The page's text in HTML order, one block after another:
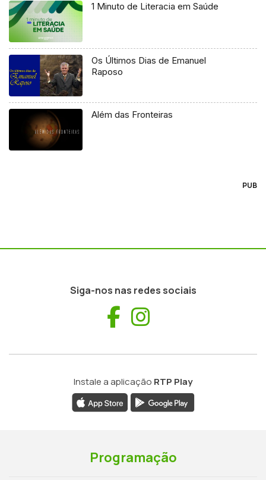
1 Minuto de Literacia em Saúde
Os Últimos Dias de Emanuel
Raposo
Além das Fronteiras
PUB
Siga-nos nas redes sociais
Facebook
Instale a aplicação RTP Play
Programação